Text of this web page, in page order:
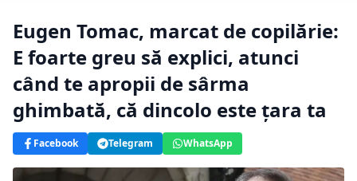
Eugen Tomac, marcat de copilărie:
E foarte greu să explici, atunci
când te apropii de sârma
ghimbată, că dincolo este țara ta
Facebook Telegram WhatsApp